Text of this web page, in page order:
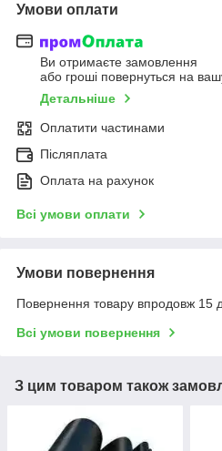
Умови оплати
Ви отримаєте замовлення
або гроші повернуться на
Детальніше
Оплатити частинами
Післяплата
Оплата на рахунок
Всі умови оплати
Умови повернення
Повернення товару впродовж 15
Всі умови повернення
З цим товаром також